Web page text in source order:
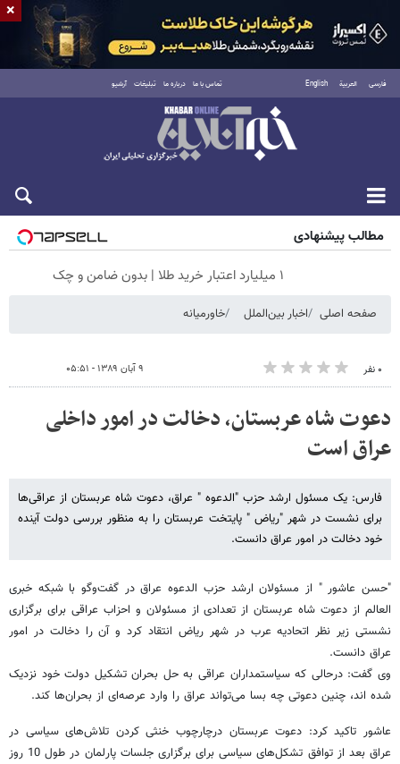
فارسی العربية English تماس با ما درباره ما تبلیغات آرشیو
جمعه ۱۶ مرداد ۱۴۰۵
مطالب پیشنهادی
۱ میلیارد اعتبار خرید طلا | بدون ضامن و چک
صفحه اصلی اخبار بین‌الملل خاورمیانه
۰ نفر ۹ آبان ۱۳۸۹ - ۰۵:۵۱
دعوت شاه عربستان، دخالت در امور داخلی
عراق است
فارس: یک مسئول ارشد حزب "الدعوه " عراق، دعوت شاه عربستان از عراقی‌ها
برای نشست در شهر "ریاض " پایتخت عربستان را به منظور بررسی دولت آینده
خود دخالت در امور عراق دانست.
"حسن عاشور " از مسئولان ارشد حزب الدعوه عراق در گفت‌وگو با شبکه خبری
العالم از دعوت شاه عربستان از تعدادی از مسئولان و احزاب عراقی برای برگزاری
نشستی زیر نظر اتحادیه عرب در شهر ریاض انتقاد کرد و آن را دخالت در امور
عراق دانست.
وی گفت: درحالی که سیاستمداران عراقی به حل بحران تشکیل دولت خود نزدیک
شده اند، چنین دعوتی چه بسا می‌تواند عراق را وارد عرصه‌ای از بحران‌ها کند.
عاشور تاکید کرد: دعوت عربستان درچارچوب خنثی کردن تلاش‌های سیاسی در
عراق بعد از توافق تشکل‌های سیاسی برای برگزاری جلسات پارلمان در طول 10 روز
×